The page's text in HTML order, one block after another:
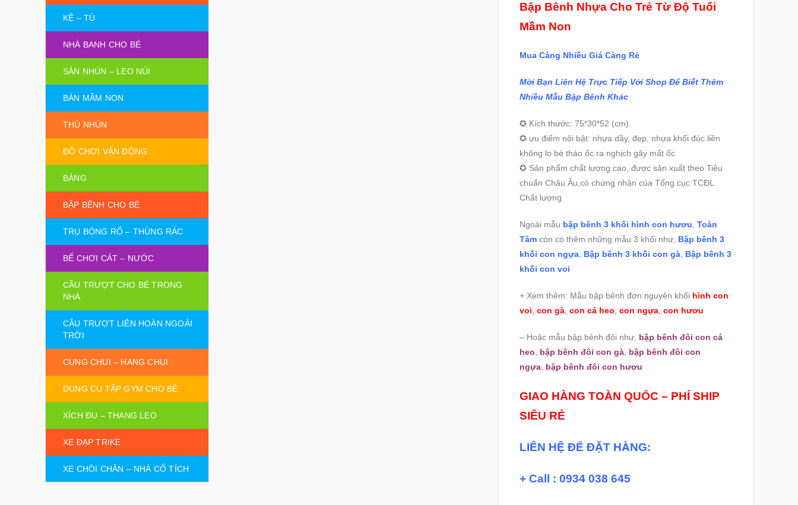
Bập Bênh Nhựa Cho Trẻ Từ Độ Tuổi
Mầm Non
Mua Càng Nhiều Giá Càng Rẻ
Mời Bạn Liên Hệ Trực Tiếp Với Shop Để Biết Thêm
Nhiều Mẫu Bập Bênh Khác
✪ Kích thước: 75*30*52 (cm).
✪ ưu điểm nội bật: nhựa dầy, đẹp, nhựa khối đúc liền
không lo bé tháo ốc ra nghịch gây mất ốc
✪ Sản phẩm chất lượng cao, được sản xuất theo Tiêu
chuẩn Châu Âu,có chứng nhận của Tổng cục TCĐL
Chất lượng
Ngoài mẫu bập bênh 3 khối hình con hươu Toàn
Tâmcòn có thêm những mẫu 3 khối như, Bập bênh 3
khối con ngựa, Bập bênh 3 khối con gà, Bập bênh 3
khối con voi
+ Xem thêm: Mẫu bập bênh đơn nguyên khối hình con
voi con gà, con cá heo con ngựa, con hươu
– Hoặc mẫu bập bênh đôi như, bập bênh đôi con cá
heo
bập bênh đôi con gà, bập bênh đôi con
ngựa, bập bênh đôi con hươu
GIAO HÀNG TOÀN QUỐC – PHÍ SHIP
SIÊU RẺ
LIÊN HỆ ĐỂ ĐẶT HÀNG:
+ Call : 0934 038 645
KỆ – TỦ
NHÀ BANH CHO BÉ
SÀN NHÚN – LEO NÚI
BÀN MẦM NON
THÚ NHÚN
ĐỒ CHƠI VẬN ĐỘNG
BẢNG
BẬP BÊNH CHO BÉ
TRỤ BÓNG RỔ – THÙNG RÁC
BỂ CHƠI CÁT – NƯỚC
CẦU TRƯỢT CHO BÉ TRONG
NHÀ
CẦU TRƯỢT LIÊN HOÀN NGOÀI
TRỜI
CUNG CHUI – HANG CHUI
DỤNG CỤ TẬP GYM CHO BÉ
XÍCH ĐU – THANG LEO
XE ĐẠP TRIKE
XE CHÒI CHÂN – NHÀ CỔ TÍCH